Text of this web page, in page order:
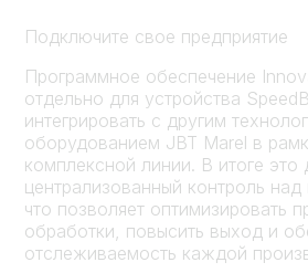
Подключите свое предприятие
Программное обеспечение
отдельно для устройства
интегрировать с другим
оборудованием JBT Marel в
комплексной линии. В итоге это
централизованный контроль
что позволяет оптимизировать
обработки, повысить выход и
отслеживаемость каждой